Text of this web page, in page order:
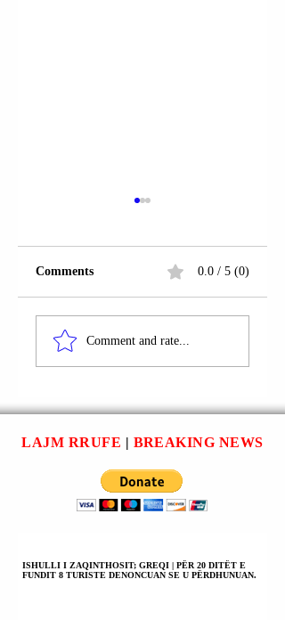
VENEZUELË |
DIKTATORI
(NICOLAS)
MADURO KA
FORCUAR
SIGURINË FIZIKE
VETJAKE DUKE
MËNJANUAR
TEK TË CILËT
NUK KA BESIM;
Comments 0.0 / 5 (0)
Comment and rate...
LAJM RRUFE | BREAKING NEWS
ISHULLI I ZAQINTHOSIT; GREQI | PËR 20 DITËT E
FUNDIT 8 TURISTE DENONCUAN SE U PËRDHUNUAN.